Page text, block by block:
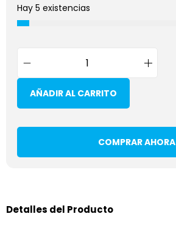
Hay 5 existencias
AÑADIR AL CARRITO
COMPRAR AHORA
Detalles del Producto